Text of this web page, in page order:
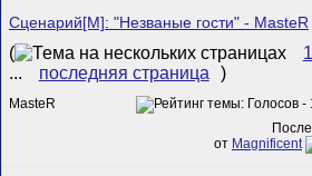
Сценарий[M]: "Незваные гости" - MasteR
( 1
...
последняя страница )
MasteR
от Magnificent